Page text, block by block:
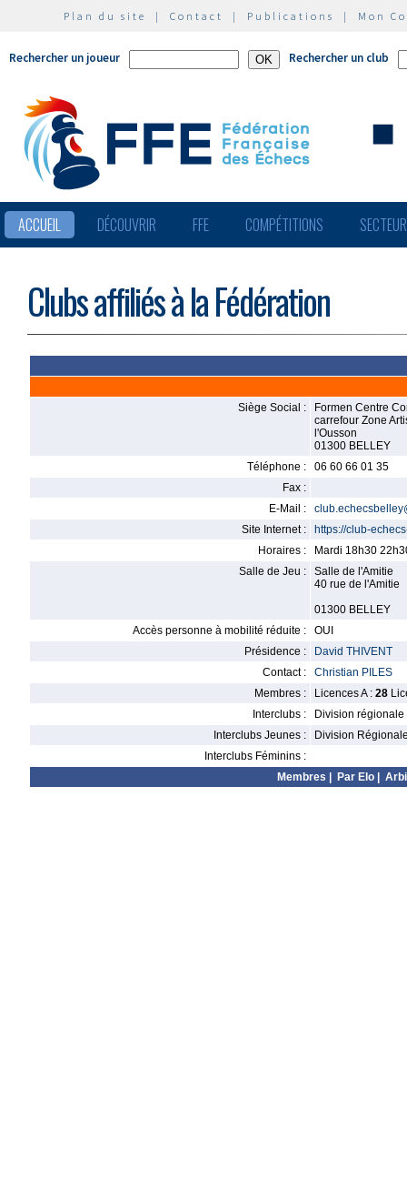
Plan du site | Contact | Publications | Mon
Rechercher un joueur Rechercher un club
ACCUEIL DÉCOUVRIR FFE COMPÉTITIONS
Clubs affiliés à la Fédération
Siège Social :
Formen Centre
carrefour Zone
l'Ousson
01300 BELLEY
Téléphone :
06 60 66 01 35
Fax :
E-Mail :
Site Internet :
https://club-
Horaires :
Mardi 18h30
Salle de Jeu :
Salle de l'Amitie
40 rue de l'Amitie
01300 BELLEY
Accès personne à mobilité réduite :
OUI
Présidence :
David THIVENT
Contact :
Christian PILES
Membres :
Licences A : 28
Interclubs :
Division régionale
Interclubs Jeunes :
Division
Interclubs Féminins :
Membres
Par Elo